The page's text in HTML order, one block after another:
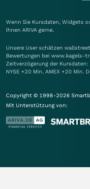
Wenn Sie Kursdaten, Widgets
Ihnen ARIVA gerne.
Unsere User schätzen
Bewertungen bei www.kagels-
Zeitverzögerung der Kursdaten:
NYSE +20 Min. AMEX +20 Min.
Copyright © 1998-2026
Mit Unterstützung von: